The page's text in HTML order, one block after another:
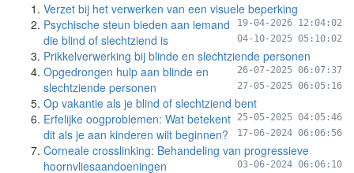
Verzet bij het verwerken van een visuele beperking
19-04-2026 12:04:02
Psychische steun bieden aan iemand
die blind of slechtziend is
04-10-2025 05:10:02
Prikkelverwerking bij blinde en slechtziende personen
26-07-2025 06:07:37
Opgedrongen hulp aan blinde en
slechtziende personen
27-05-2025 06:05:16
Op vakantie als je blind of slechtziend bent
25-05-2025 04:05:46
Erfelijke oogproblemen: Wat betekent
dit als je aan kinderen wilt beginnen?
17-06-2024 06:06:56
Corneale crosslinking: Behandeling van progressieve
hoornvliesaandoeningen
03-06-2024 06:06:10